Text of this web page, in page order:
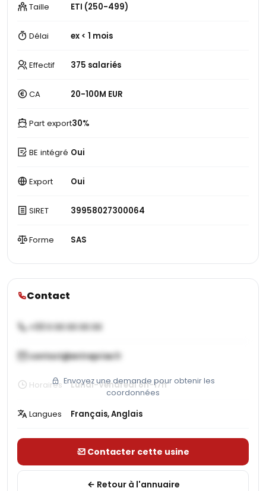
Taille ETI (250-499)
Délai ex < 1 mois
Effectif 375 salariés
CA 20-100M EUR
Part export30%
BE intégré Oui
Export Oui
SIRET 39958027300064
Forme SAS
Contact
+33 X XX XX XX XX
contact@entreprise.fr
Envoyez une demande pour obtenir les
coordonnées
Horaires Lundi-Vendredi 8h-17h
Langues Français, Anglais
Contacter cette usine
Retour à l'annuaire